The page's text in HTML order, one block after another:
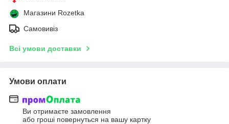
Магазини Rozetka
Самовивіз
Всі умови доставки
Умови оплати
Ви отримаєте замовлення
або гроші повернуться на вашу картку